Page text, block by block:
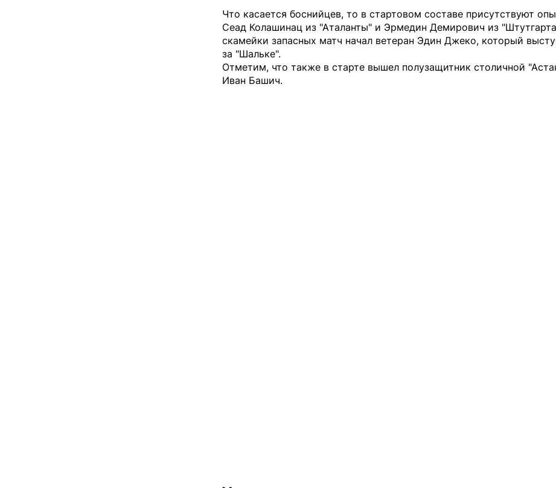
Что касается боснийцев, то в стартовом составе присутствуют
Сеад Колашинац из "Аталанты" и Эрмедин Демирович из
скамейки запасных матч начал ветеран Эдин Джеко, который
за "Шальке".
Отметим, что также в старте вышел полузащитник столичной
Иван Башич.